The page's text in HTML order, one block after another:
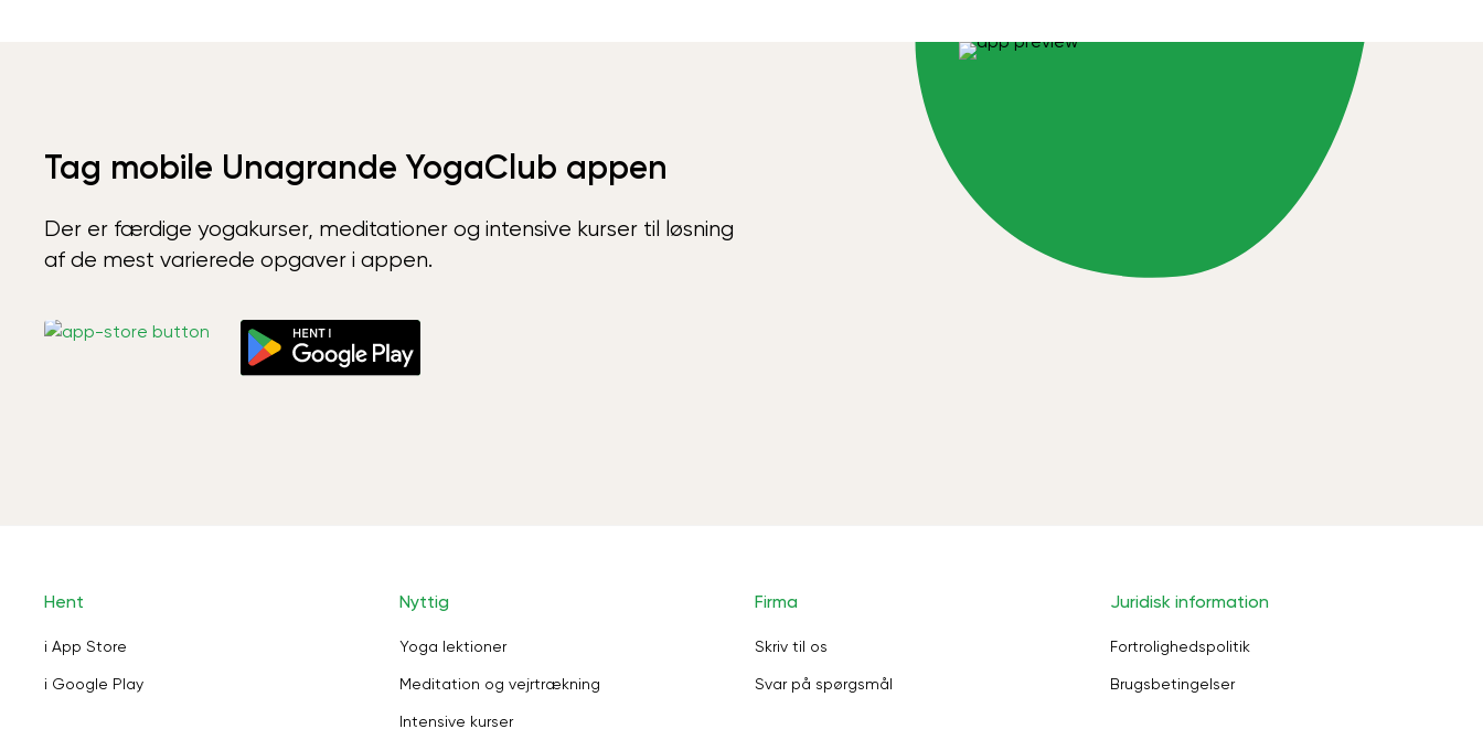
Tag mobile Unagrande YogaClub appen
Der er færdige yogakurser, meditationer og intensive kurser til løsning
af de mest varierede opgaver i appen.
Hent
i App Store
i Google Play
Nyttig
Yoga lektioner
Meditation og vejrtrækning
Intensive kurser
Firma
Skriv til os
Svar på spørgsmål
Juridisk information
Fortrolighedspolitik
Brugsbetingelser